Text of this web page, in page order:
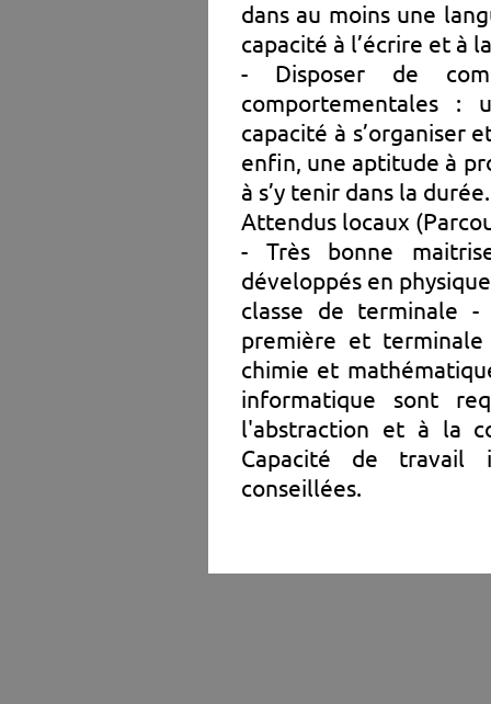
dans au moins une
capacité à l’écrire et à
- Disposer de
comportementales :
capacité à s’organiser
enfin, une aptitude à
à s’y tenir dans la durée.
Attendus locaux
- Très bonne
développés en
classe de terminale -
première et
chimie et
informatique sont
l'abstraction et à la
Capacité de travail
conseillées.